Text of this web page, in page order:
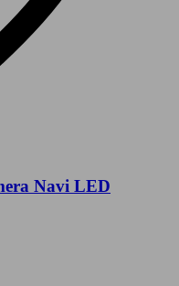
Navi LED